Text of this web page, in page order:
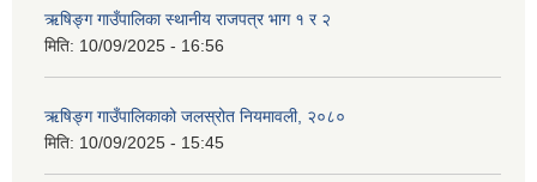
ऋषिङ्ग गाउँपालिका स्थानीय राजपत्र भाग १ र २
मिति: 10/09/2025 - 16:56
ऋषिङ्ग गाउँपालिकाको जलस्रोत नियमावली, २०८०
मिति: 10/09/2025 - 15:45